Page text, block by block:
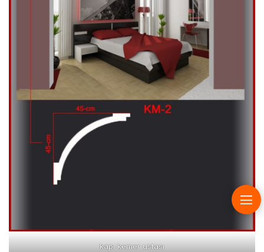
kapı kemer ustası